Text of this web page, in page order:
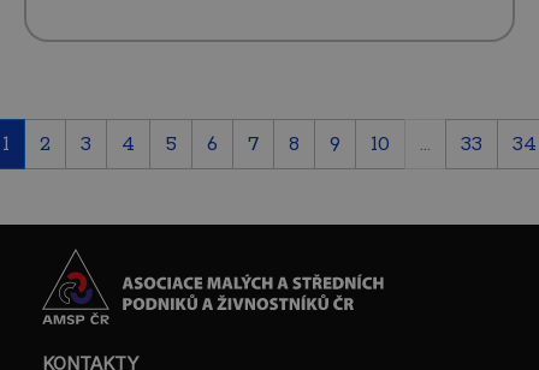
1 2 3 4 5 6 7 8 9 10 ... 33 34
KONTAKTY